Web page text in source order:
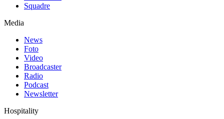
Squadre
Media
News
Foto
Video
Broadcaster
Radio
Podcast
Newsletter
Hospitality